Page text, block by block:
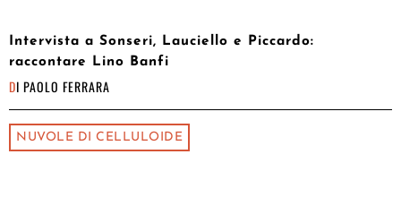
Intervista a Sonseri, Lauciello e Piccardo:
raccontare Lino Banfi
DI PAOLO FERRARA
NUVOLE DI CELLULOIDE